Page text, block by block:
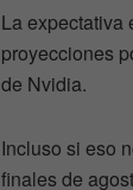
La expectativa
proyecciones
de Nvidia.
Incluso si eso
finales de